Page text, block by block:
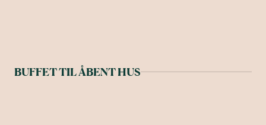
BUFFET TIL ÅBENT HUS